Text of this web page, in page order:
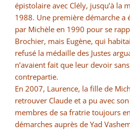
épistolaire avec Clély, jusqu’à la
1988. Une première démarche a
par Michèle en 1990 pour se
Brochier, mais Eugène, qui
refusé la médaille des Justes
n’avaient fait que leur devoir
contrepartie.
En 2007, Laurence, la fille de
retrouver Claude et a pu avec
membres de sa fratrie toujours
démarches auprès de Yad